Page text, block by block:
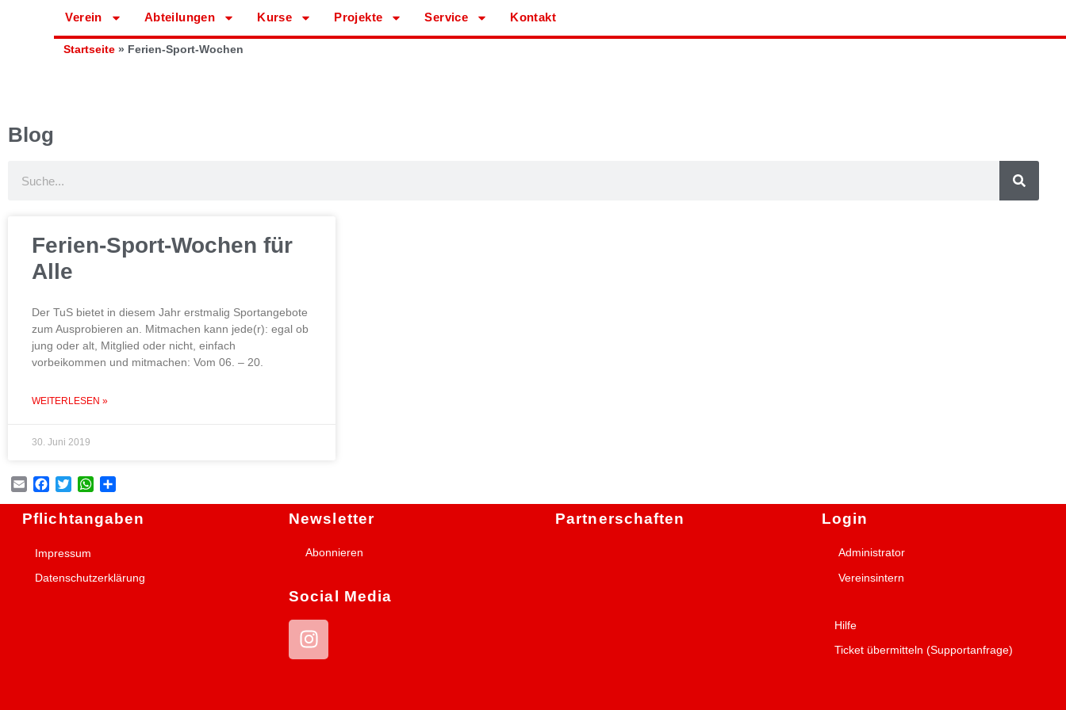
Verein Abteilungen Kurse Projekte Service Kontakt
Startseite » Ferien-Sport-Wochen
Blog
Ferien-Sport-Wochen für
Alle
Der TuS bietet in diesem Jahr erstmalig Sportangebote
zum Ausprobieren an. Mitmachen kann jede(r): egal ob
jung oder alt, Mitglied oder nicht, einfach
vorbeikommen und mitmachen: Vom 06. – 20.
WEITERLESEN »
30. Juni 2019
EmailFacebook
TwitterWhatsApp
Pflichtangaben
Impressum
Datenschutzerklärung
Newsletter
Abonnieren
Social Media
Partnerschaften Login
Administrator
Vereinsintern
Hilfe
Ticket übermitteln (Supportanfrage)